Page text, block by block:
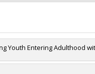
Youth Entering Adulthood